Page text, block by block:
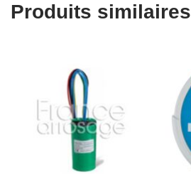
Produits similaires